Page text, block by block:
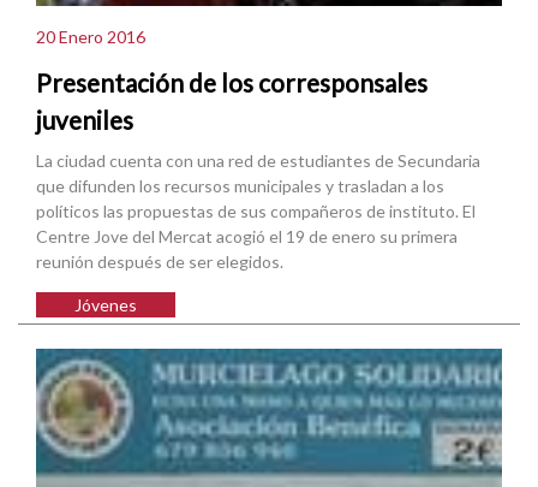
20 Enero 2016
Presentación de los corresponsales
juveniles
La ciudad cuenta con una red de estudiantes de Secundaria
que difunden los recursos municipales y trasladan a los
políticos las propuestas de sus compañeros de instituto. El
Centre Jove del Mercat acogió el 19 de enero su primera
reunión después de ser elegidos.
Jóvenes